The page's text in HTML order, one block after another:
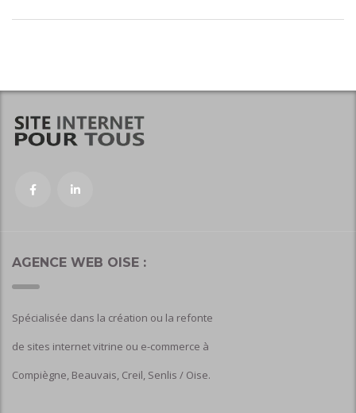
AGENCE WEB OISE :
Spécialisée dans la création ou la refonte
de sites internet vitrine ou e-commerce à
Compiègne, Beauvais, Creil, Senlis / Oise.